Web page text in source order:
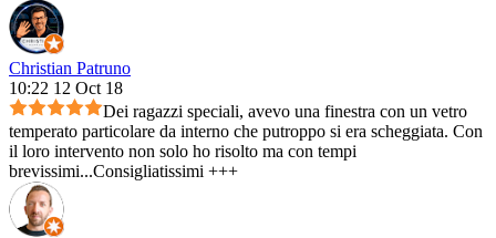
Christian Patruno
10:22 12 Oct 18
Dei ragazzi speciali, avevo una finestra con un vetro
temperato particolare da interno che putroppo si era scheggiata. Con
il loro intervento non solo ho risolto ma con tempi
brevissimi...Consigliatissimi +++